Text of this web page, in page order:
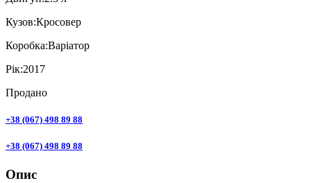
Кузов:Кросовер
Коробка:Варіатор
Рік:2017
Продано
+38 (067) 498 89 88
+38 (067) 498 89 88
Опис